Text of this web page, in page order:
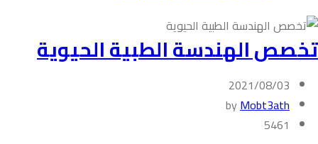
تخصص الهندسة الطبية الحيوية
2021/08/03
byMobt3ath
5461